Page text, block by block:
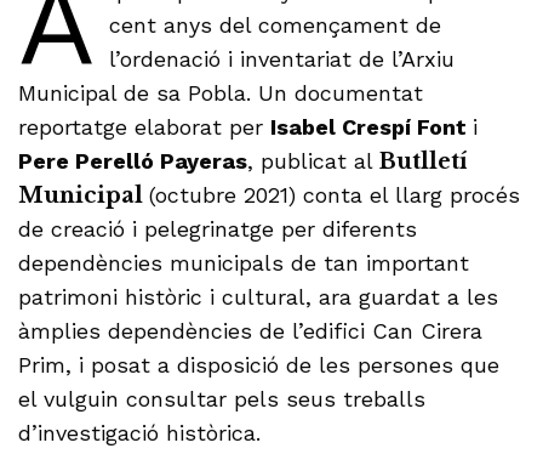
cent anys del començament de
l’ordenació i inventariat de l’Arxiu
Municipal de sa Pobla. Un documentat
reportatge elaborat per Isabel Crespí Font i
Pere Perelló Payeras, publicat alButlletí
Municipal(octubre 2021) conta el llarg procés
de creació i pelegrinatge per diferents
dependències municipals de tan important
patrimoni històric i cultural, ara guardat a les
àmplies dependències de l’edifici Can Cirera
Prim, i posat a disposició de les persones que
el vulguin consultar pels seus treballs
d’investigació històrica.